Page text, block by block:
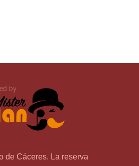
de Cáceres. La reserva